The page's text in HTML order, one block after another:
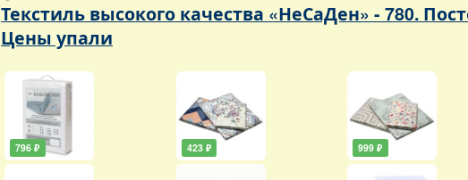
Текстиль высокого качества «НеСаДен» - 780.
Цены упали
796 ₽ 423 ₽ 999 ₽